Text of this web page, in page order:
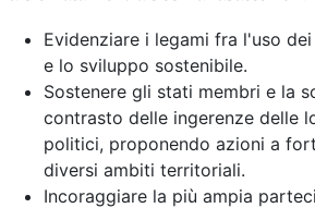
Evidenziare i legami fra l'uso
e lo sviluppo sostenibile.
Sostenere gli stati membri e la
contrasto delle ingerenze delle
politici, proponendo azioni a
diversi ambiti territoriali.
Incoraggiare la più ampia